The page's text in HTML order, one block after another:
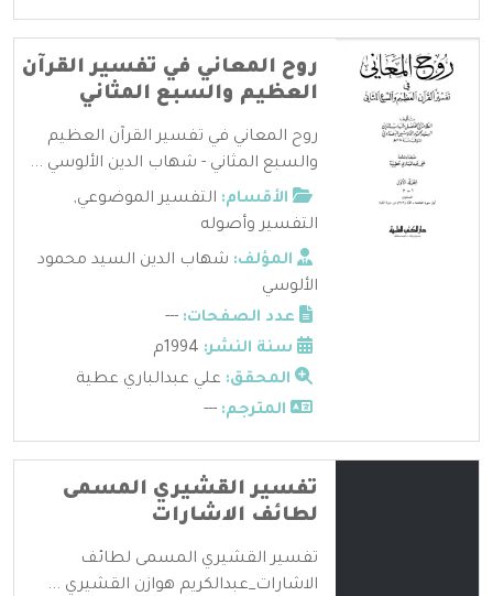
روح المعاني في تفسير القرآن
العظيم والسبع المثاني
روح المعاني في تفسير القرآن العظيم
والسبع المثاني - شهاب الدين الألوسي ...
الأقسام: التفسير الموضوعي,
التفسير وأصوله
المؤلف: شهاب الدين السيد محمود
الألوسي
عدد الصفحات: ---
سنة النشر:
المحقق: علي عبدالباري عطية
المترجم: ---
تفسير القشيري المسمى
لطائف الاشارات
تفسير القشيري المسمى لطائف
الاشارات_عبدالكريم هوازن القشيري ...